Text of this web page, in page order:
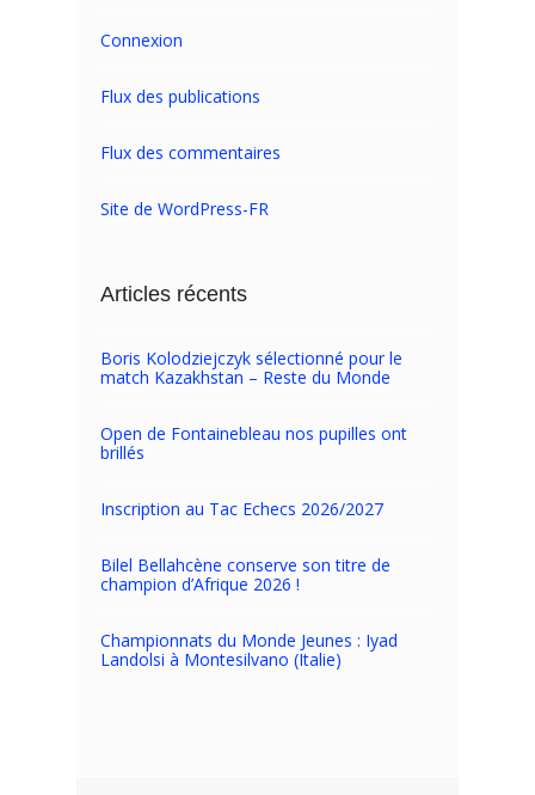
Connexion
Flux des publications
Flux des commentaires
Site de WordPress-FR
Articles récents
Boris Kolodziejczyk sélectionné pour le
match Kazakhstan – Reste du Monde
Open de Fontainebleau nos pupilles ont
brillés
Inscription au Tac Echecs 2026/2027
Bilel Bellahcène conserve son titre de
champion d’Afrique 2026 !
Championnats du Monde Jeunes : Iyad
Landolsi à Montesilvano (Italie)